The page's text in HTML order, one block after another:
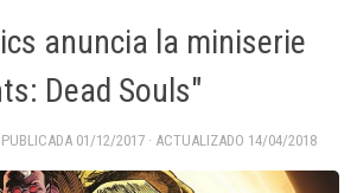
anuncia la miniserie
Dead Souls"
PUBLICADA 01/12/2017 · ACTUALIZADO 14/04/2018